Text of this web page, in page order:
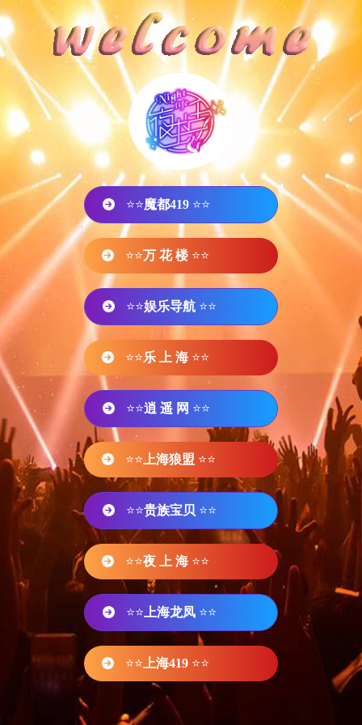
⭐⭐魔都419 ⭐⭐
⭐⭐万 花 楼 ⭐⭐
⭐⭐娱乐导航 ⭐⭐
⭐⭐乐 上 海 ⭐⭐
⭐⭐逍 遥 网 ⭐⭐
⭐⭐ 上海狼盟 ⭐⭐
⭐⭐贵族宝贝 ⭐⭐
⭐⭐夜 上 海 ⭐⭐
⭐⭐ 上海龙凤 ⭐⭐
⭐⭐ 上海419 ⭐⭐